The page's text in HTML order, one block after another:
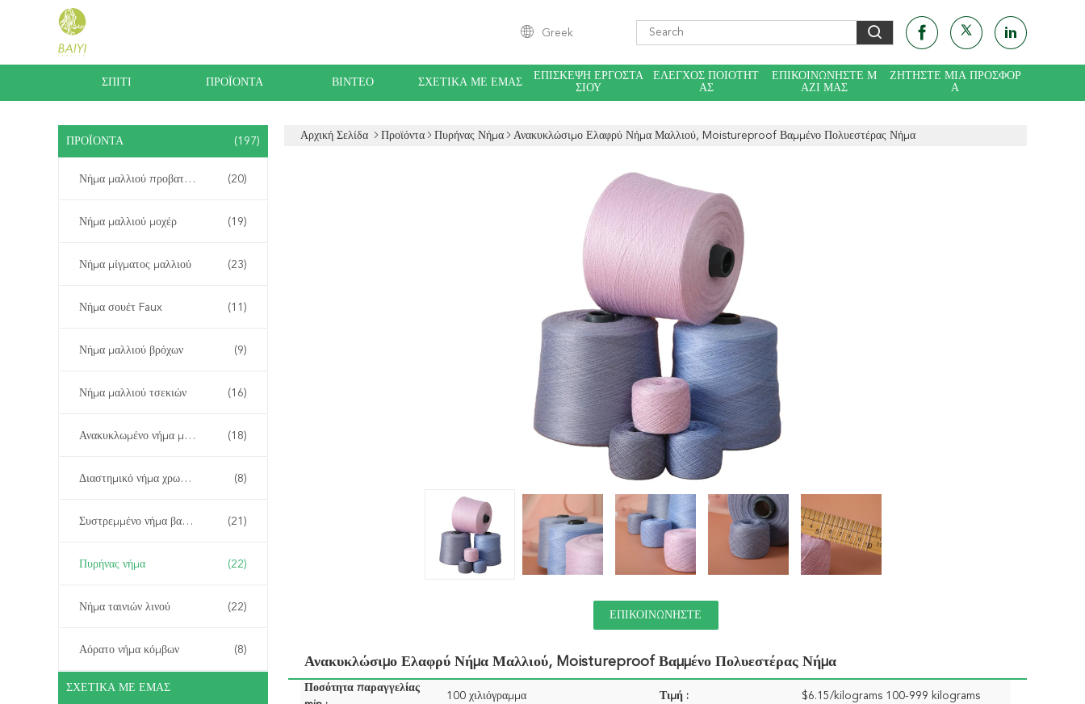
Greek
ΣΠΊΤΙ ΠΡΟΪΌΝΤΑ ΒΊΝΤΕΟ ΣΧΕΤΙΚΆ ΜΕ ΕΜΆΣ
ΕΠΙΣΚΕΨΉ ΕΡΓΟΣΤΑ
ΣΊΟΥ
ΈΛΕΓΧΟΣ ΠΟΙΌΤΗΤ
ΑΣ
ΕΠΙΚΟΙΝΩΝΉΣΤΕ Μ
ΑΖΊ ΜΑΣ
ΖΗΤΉΣΤΕ ΜΙΑ ΠΡΟΣΦΟΡ
Ά
ΠΡΟΪΌΝΤΑ (197)
Νήμα μαλλιού προβατοκαμήλου (20)
Νήμα μαλλιού μοχέρ (19)
Νήμα μίγματος μαλλιού (23)
Νήμα σουέτ Faux (11)
Νήμα μαλλιού βρόχων (9)
Νήμα μαλλιού τσεκιών (16)
Ανακυκλωμένο νήμα μαλλιού (18)
Διαστημικό νήμα χρωστικών ουσιών (8)
Συστρεμμένο νήμα βαμβακιού (21)
Πυρήνας νήμα (22)
Νήμα ταινιών λινού (22)
Αόρατο νήμα κόμβων (8)
ΣΧΕΤΙΚΆ ΜΕ ΕΜΆΣ
Αρχική Σελίδα Προϊόντα Πυρήνας Νήμα Ανακυκλώσιμο Ελαφρύ Νήμα Μαλλιού, Moistureproof Βαμμένο Πολυεστέρας Νήμα
ΕΠΙΚΟΙΝΩΝΉΣΤΕ
Ανακυκλώσιμο Ελαφρύ Νήμα Μαλλιού, Moistureproof Βαμμένο Πολυεστέρας Νήμα
Ποσότητα παραγγελίας
100 χιλιόγραμμα Τιμή : $6.15/kilograms 100-999 kilograms